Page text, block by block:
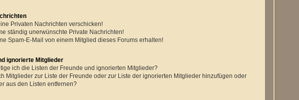
Privaten Nachrichten verschicken!
ständig unerwünschte Private Nachrichten!
Spam-E-Mail von einem Mitglied dieses Forums erhalten!
ignorierte Mitglieder
ich die Listen der Freunde und ignorierten Mitglieder?
Mitglieder zur Liste der Freunde oder zur Liste der ignorierten Mitglieder hinzufügen oder
aus den Listen entfernen?